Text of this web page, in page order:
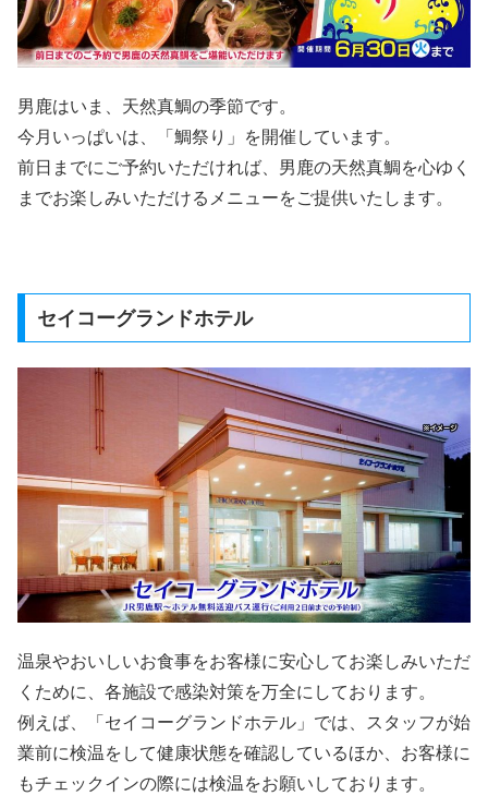
男鹿はいま、天然真鯛の季節です。
今月いっぱいは、「鯛祭り」を開催しています。
前日までにご予約いただければ、男鹿の天然真鯛を心ゆく
までお楽しみいただけるメニューをご提供いたします。
セイコーグランドホテル
温泉やおいしいお食事をお客様に安心してお楽しみいただ
くために、各施設で感染対策を万全にしております。
例えば、「セイコーグランドホテル」では、スタッフが始
業前に検温をして健康状態を確認しているほか、お客様に
もチェックインの際には検温をお願いしております。